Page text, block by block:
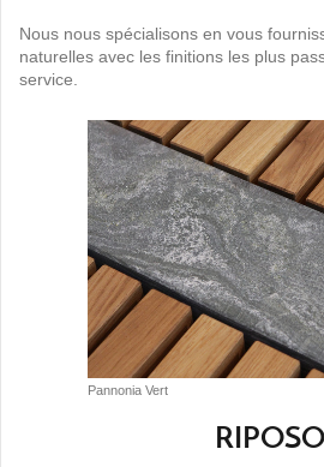
Nous nous spécialisons en vous
naturelles avec les finitions les plus
service.
Pannonia Vert
RIPOSO